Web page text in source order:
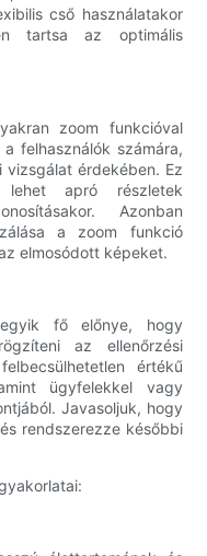
cső használatakor
tartsa az optimális
zoom funkcióval
felhasználók számára,
érdekében. Ez
apró részletek
Azonban
a zoom funkció
elmosódott képeket.
fő előnye, hogy
az ellenőrzési
értékű
ügyfelekkel vagy
Javasoljuk, hogy
rendszerezze későbbi